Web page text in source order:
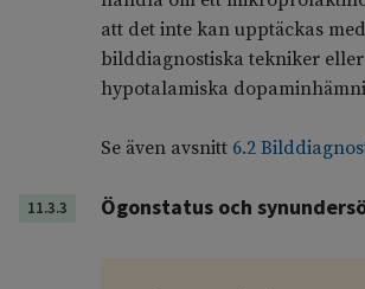
att det inte kan upptäckas
bilddiagnostiska tekniker
hypotalamiska
Se även avsnitt 6.2
11.3.3 Ögonstatus och